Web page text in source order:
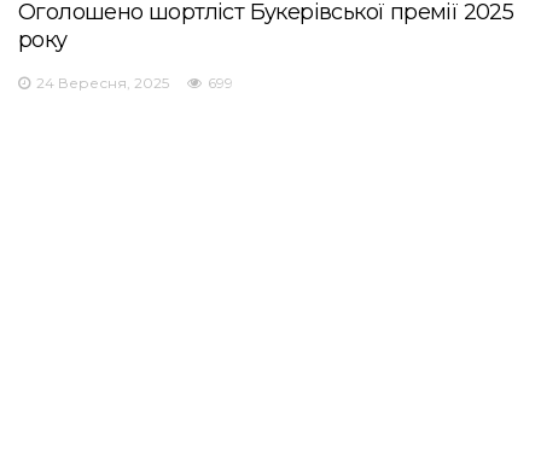
Оголошено шортліст Букерівської премії 2025
року
24 Вересня, 2025 699